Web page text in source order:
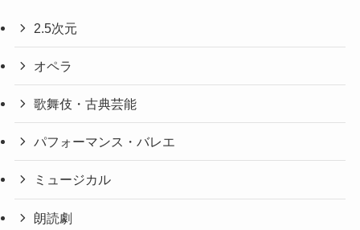
2.5次元
オペラ
歌舞伎・古典芸能
パフォーマンス・バレエ
ミュージカル
朗読劇